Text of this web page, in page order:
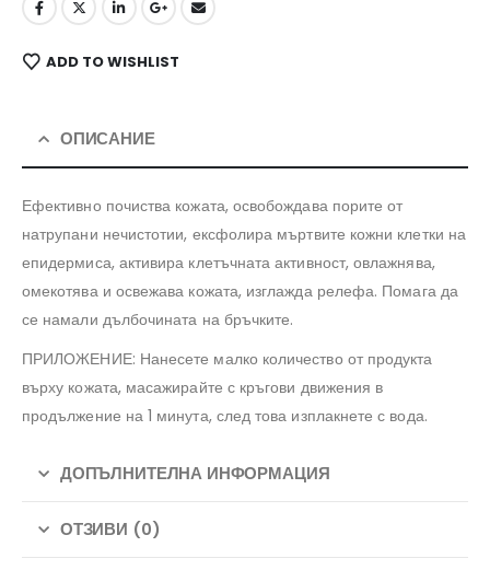
ADD TO WISHLIST
ОПИСАНИЕ
Ефективно почиства кожата, освобождава порите от
натрупани нечистотии, ексфолира мъртвите кожни клетки на
епидермиса, активира клетъчната активност, овлажнява,
омекотява и освежава кожата, изглажда релефа. Помага да
се намали дълбочината на бръчките.
ПРИЛОЖЕНИЕ: Нанесете малко количество от продукта
върху кожата, масажирайте с кръгови движения в
продължение на 1 минута, след това изплакнете с вода.
ДОПЪЛНИТЕЛНА ИНФОРМАЦИЯ
ОТЗИВИ (0)